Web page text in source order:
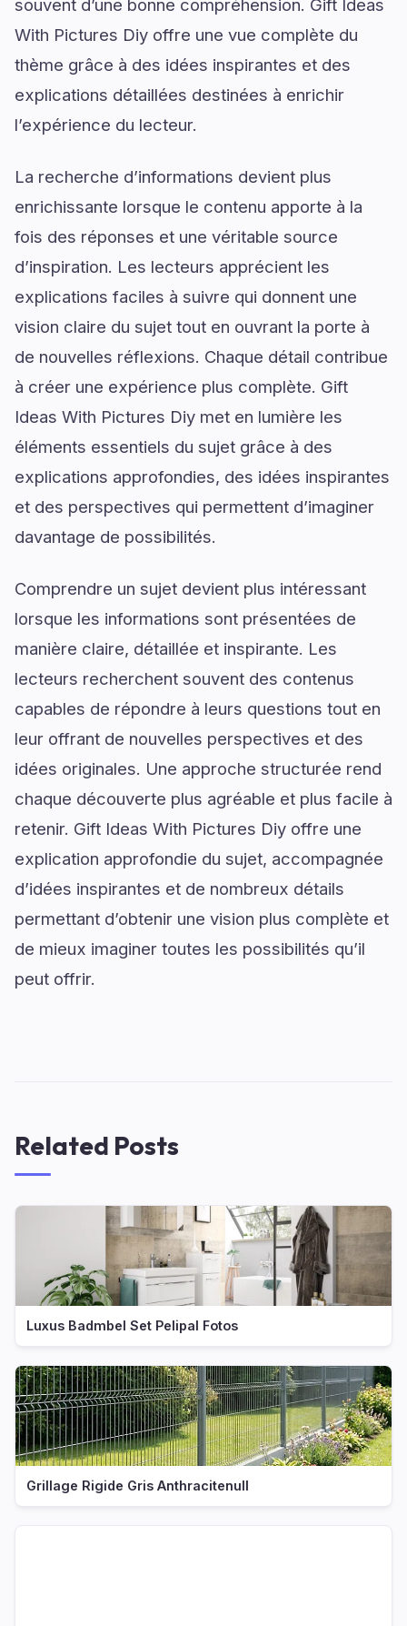
souvent d’une bonne compréhension. Gift Ideas
With Pictures Diy offre une vue complète du
thème grâce à des idées inspirantes et des
explications détaillées destinées à enrichir
l’expérience du lecteur.
La recherche d’informations devient plus
enrichissante lorsque le contenu apporte à la
fois des réponses et une véritable source
d’inspiration. Les lecteurs apprécient les
explications faciles à suivre qui donnent une
vision claire du sujet tout en ouvrant la porte à
de nouvelles réflexions. Chaque détail contribue
à créer une expérience plus complète. Gift
Ideas With Pictures Diy met en lumière les
éléments essentiels du sujet grâce à des
explications approfondies, des idées inspirantes
et des perspectives qui permettent d’imaginer
davantage de possibilités.
Comprendre un sujet devient plus intéressant
lorsque les informations sont présentées de
manière claire, détaillée et inspirante. Les
lecteurs recherchent souvent des contenus
capables de répondre à leurs questions tout en
leur offrant de nouvelles perspectives et des
idées originales. Une approche structurée rend
chaque découverte plus agréable et plus facile à
retenir. Gift Ideas With Pictures Diy offre une
explication approfondie du sujet, accompagnée
d’idées inspirantes et de nombreux détails
permettant d’obtenir une vision plus complète et
de mieux imaginer toutes les possibilités qu’il
peut offrir.
Related Posts
Luxus Badmbel Set Pelipal Fotos
Grillage Rigide Gris Anthracitenull